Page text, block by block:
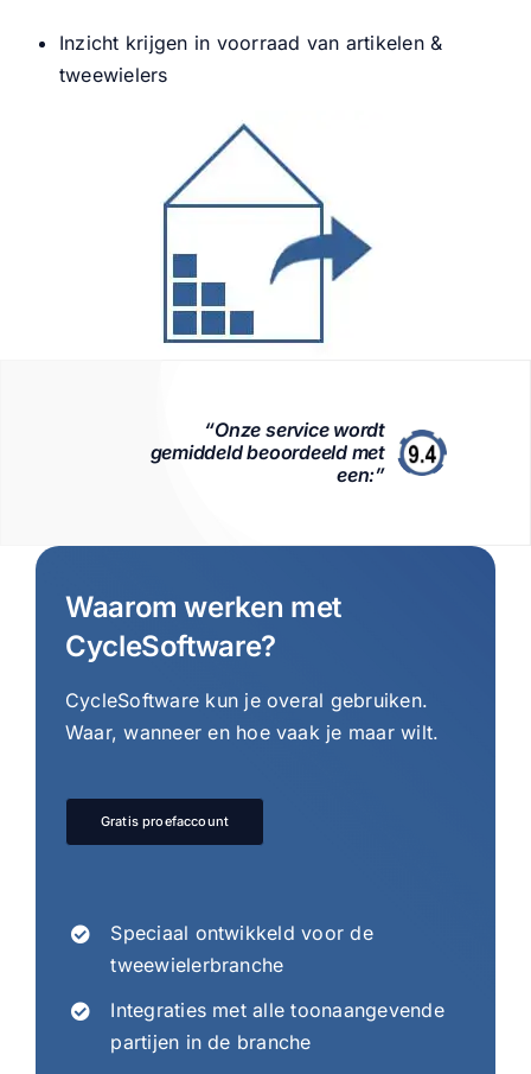
Nieuws
Inzicht krijgen in voorraad van artikelen &
tweewielers
“Onze service wordt
gemiddeld beoordeeld met
een:”
Waarom werken met
CycleSoftware?
CycleSoftware kun je overal gebruiken.
Waar, wanneer en hoe vaak je maar wilt.
Gratis proefaccount
Speciaal ontwikkeld voor de
tweewielerbranche
Integraties met alle toonaangevende
partijen in de branche